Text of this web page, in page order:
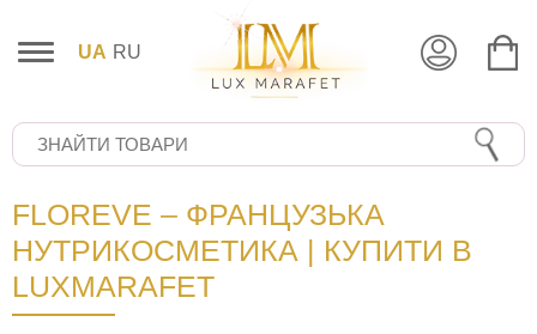
UA RU
FLOREVE – ФРАНЦУЗЬКА
НУТРИКОСМЕТИКА | КУПИТИ В
LUXMARAFET